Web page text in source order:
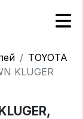
TOYOTA
KLUGER